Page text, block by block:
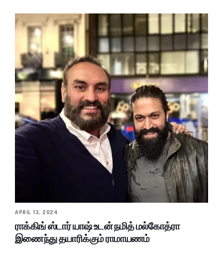
APRIL 13, 2024
ராக்கிங் ஸ்டார் யாஷ் உடன் நமித் மல்கோத்ரா
இணைந்து தயாரிக்கும் ராமாயணம்